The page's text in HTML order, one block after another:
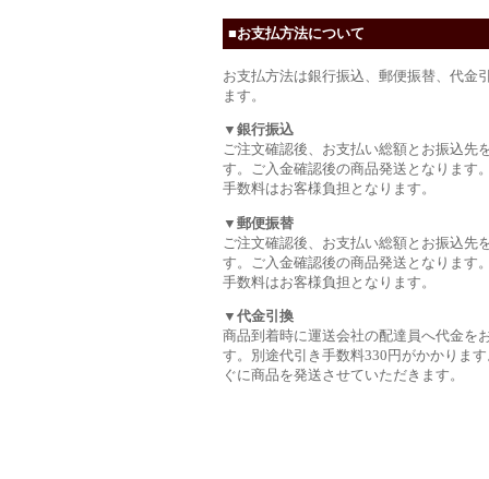
■お支払方法について
お支払方法は銀行振込、郵便振替、代金
ます。
▼銀行振込
ご注文確認後、お支払い総額とお振込先
す。ご入金確認後の商品発送となります
手数料はお客様負担となります。
▼郵便振替
ご注文確認後、お支払い総額とお振込先
す。ご入金確認後の商品発送となります
手数料はお客様負担となります。
▼代金引換
商品到着時に運送会社の配達員へ代金を
す。別途代引き手数料330円がかかりま
ぐに商品を発送させていただきます。